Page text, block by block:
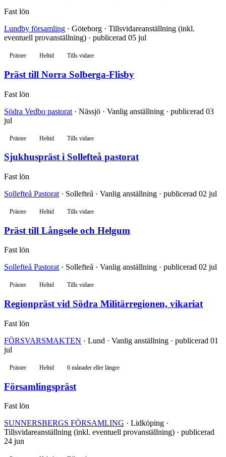
Fast lön
Lundby församling · Göteborg · Tillsvidareanställning (inkl.
eventuell provanställning) · publicerad 05 jul
Präster Heltid Tills vidare
Präst till Norra Solberga-Flisby
Fast lön
Södra Vedbo pastorat · Nässjö · Vanlig anställning · publicerad 03
jul
Präster Heltid Tills vidare
Sjukhuspräst i Sollefteå pastorat
Fast lön
Sollefteå Pastorat · Sollefteå · Vanlig anställning · publicerad 02 jul
Präster Heltid Tills vidare
Präst till Långsele och Helgum
Fast lön
Sollefteå Pastorat · Sollefteå · Vanlig anställning · publicerad 02 jul
Präster Heltid Tills vidare
Regionpräst vid Södra Militärregionen, vikariat
Fast lön
FÖRSVARSMAKTEN · Lund · Vanlig anställning · publicerad 01
jul
Präster Heltid 6 månader eller längre
Församlingspräst
Fast lön
SUNNERSBERGS FÖRSAMLING · Lidköping ·
Tillsvidareanställning (inkl. eventuell provanställning) · publicerad
24 jun